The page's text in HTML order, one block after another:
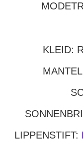
KLEID:
LIPPENSTIFT: